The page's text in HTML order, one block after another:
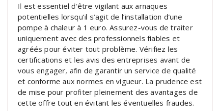
Il est essentiel d’être vigilant aux arnaques
potentielles lorsqu’il s’agit de l’installation d’une
pompe à chaleur à 1 euro. Assurez-vous de traiter
uniquement avec des professionnels fiables et
agréés pour éviter tout problème. Vérifiez les
certifications et les avis des entreprises avant de
vous engager, afin de garantir un service de qualité
et conforme aux normes en vigueur. La prudence est
de mise pour profiter pleinement des avantages de
cette offre tout en évitant les éventuelles fraudes.